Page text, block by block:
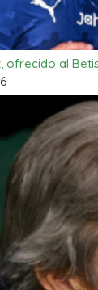
ofrecido al